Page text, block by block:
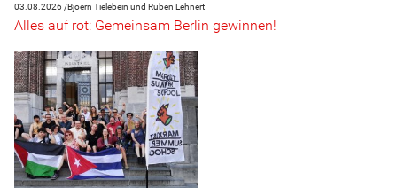
03.08.2026 /Bjoern Tielebein und Ruben Lehnert
Alles auf rot: Gemeinsam Berlin gewinnen!